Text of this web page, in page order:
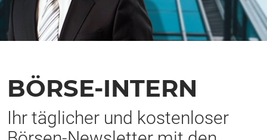
BÖRSE-INTERN
Ihr täglicher und kostenloser